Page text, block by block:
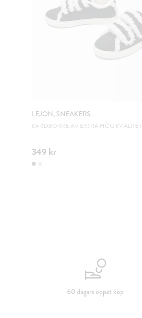
LEJON, SNEAKERS
KARDBORRE AV EXTRA HÖG KVALITET
349 kr
60 dagars öppet köp